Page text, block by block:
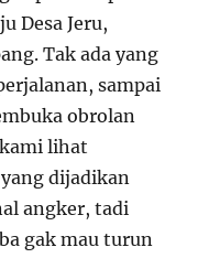
Desa Jeru,
Tak ada yang
sampai
obrolan
lihat
dijadikan
angker, tadi
gak mau turun